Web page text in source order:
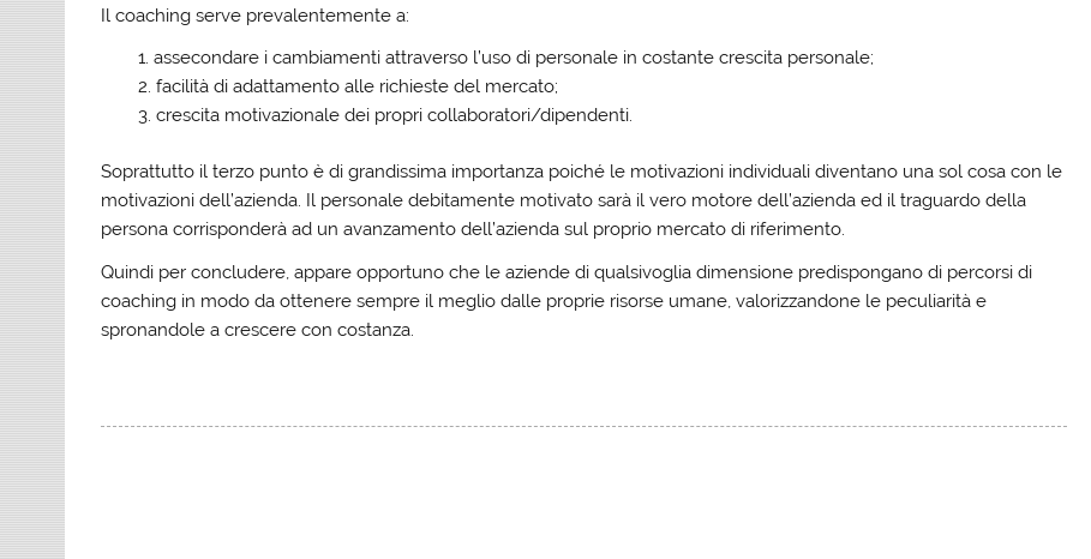
Il coaching serve prevalentemente a:
assecondare i cambiamenti attraverso l’uso di personale in costante crescita personale;
facilità di adattamento alle richieste del mercato;
crescita motivazionale dei propri collaboratori/dipendenti.
Soprattutto il terzo punto è di grandissima importanza poiché le motivazioni individuali diventano una sol cosa con le
motivazioni dell’azienda. Il personale debitamente motivato sarà il vero motore dell’azienda ed il traguardo della
persona corrisponderà ad un avanzamento dell’azienda sul proprio mercato di riferimento.
Quindi per concludere, appare opportuno che le aziende di qualsivoglia dimensione predispongano di percorsi di
coaching in modo da ottenere sempre il meglio dalle proprie risorse umane, valorizzandone le peculiarità e
spronandole a crescere con costanza.